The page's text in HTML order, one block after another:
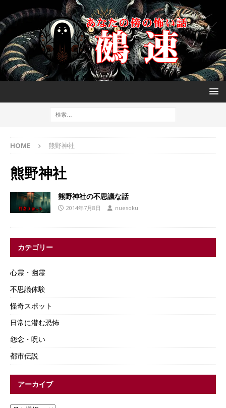
HOME 熊野神社
熊野神社
熊野神社の不思議な話
2014年7月8日 nuesoku
カテゴリー
心霊・幽霊
不思議体験
怪奇スポット
日常に潜む恐怖
怨念・呪い
都市伝説
アーカイブ